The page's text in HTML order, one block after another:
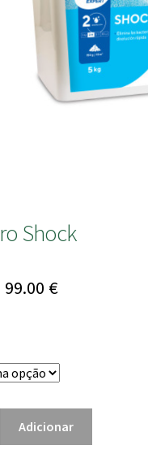
Shock
99.00 €Price
99.00 €
Adicionar